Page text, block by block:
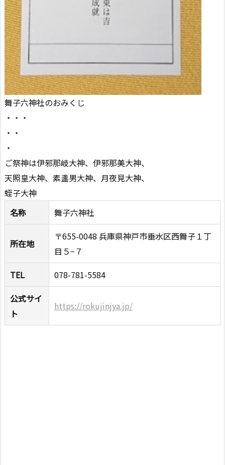
舞子六神社のおみくじ
・・・
・・
・
ご祭神は伊邪那岐大神、伊邪那美大神、
天照皇大神、素盞男大神、月夜見大神、
蛭子大神
名称
舞子六神社
所在地
〒655-0048 兵庫県神戸市垂水区西舞子１丁
目５−７
TEL
078-781-5584
公式サイ
ト
https://rokujinjya.jp/